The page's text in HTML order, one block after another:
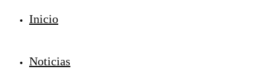
Inicio
Noticias